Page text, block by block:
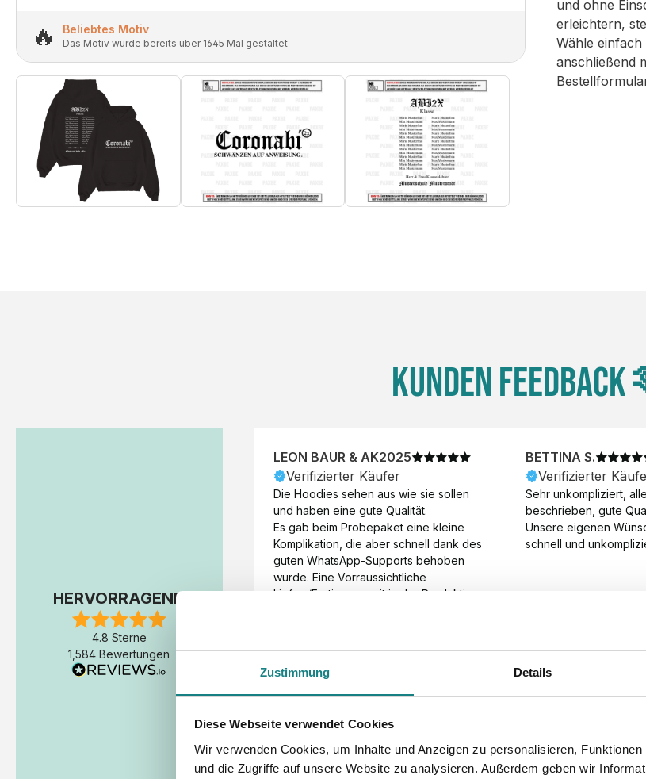
Zustimmung Details
Diese Webseite verwendet Cookies
Wir verwenden Cookies, um Inhalte und Anzeigen zu personalisieren,
und die Zugriffe auf unsere Website zu analysieren. Außerdem geben wir
🔥 Beliebtes Motiv
Das Motiv wurde bereits über 1645 Mal gestaltet
und ohne
erleichtern,
Wähle
anschließend
Kunden Feedback
HERVORRAGEND
4.8 Sterne
1,584 Bewertungen
LEON BAUR & AK2025
Verifizierter Käufer
Die Hoodies sehen aus wie sie sollen
und haben eine gute Qualität.
Es gab beim Probepaket eine kleine
Komplikation, die aber schnell dank des
guten WhatsApp-Supports behoben
wurde. Eine Vorraussichtliche
Liefer-/Fertigungszeit in der Produktion
Fertigstellung der Produktion.
BETTINA S.
Verifizierter
Sehr unkompliziert,
beschrieben, gute
Unsere eigenen
schnell und